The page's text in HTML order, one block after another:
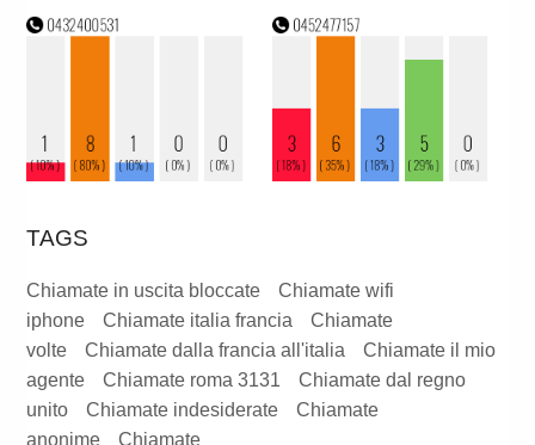
TAGS
Chiamate in uscita bloccate
Chiamate wifi
iphone
Chiamate italia francia
Chiamate
volte
Chiamate dalla francia all'italia
Chiamate il mio
agente
Chiamate roma 3131
Chiamate dal regno
unito
Chiamate indesiderate
Chiamate
anonime
Chiamate